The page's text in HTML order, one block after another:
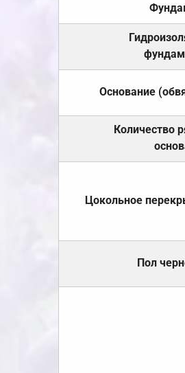
Основание
Количество
Цокольное
Пол